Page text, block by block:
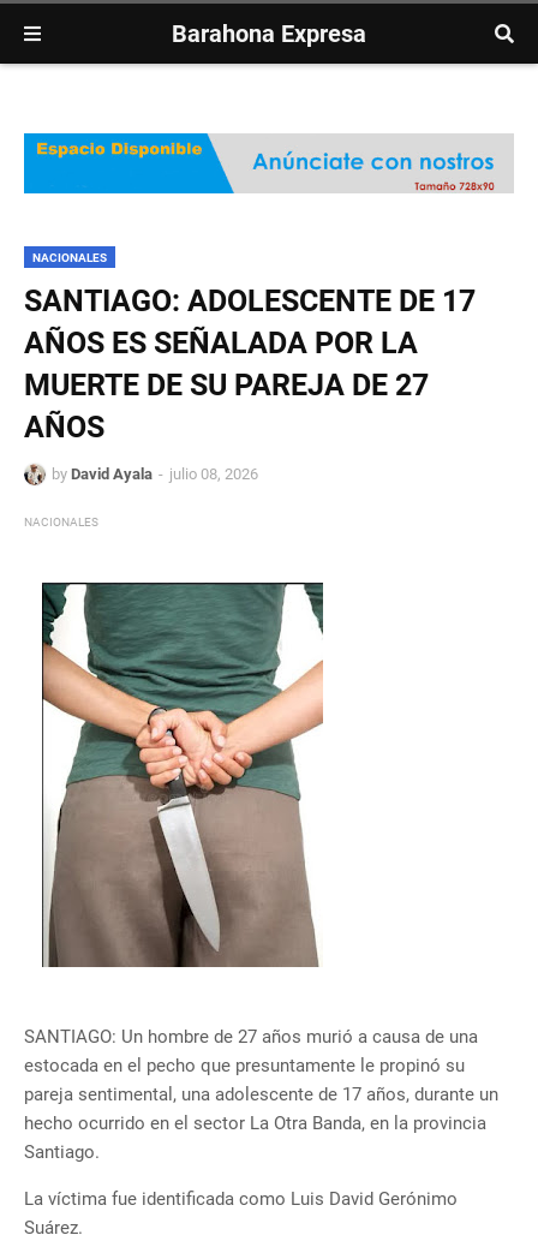
Barahona Expresa
NACIONALES
SANTIAGO: ADOLESCENTE DE 17
AÑOS ES SEÑALADA POR LA
MUERTE DE SU PAREJA DE 27
AÑOS
by David Ayala julio 08, 2026
NACIONALES
SANTIAGO: Un hombre de 27 años murió a causa de una
estocada en el pecho que presuntamente le propinó su
pareja sentimental, una adolescente de 17 años, durante un
hecho ocurrido en el sector La Otra Banda, en la provincia
Santiago.
La víctima fue identificada como Luis David Gerónimo
Suárez.